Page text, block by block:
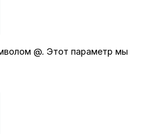
@. Этот параметр мы